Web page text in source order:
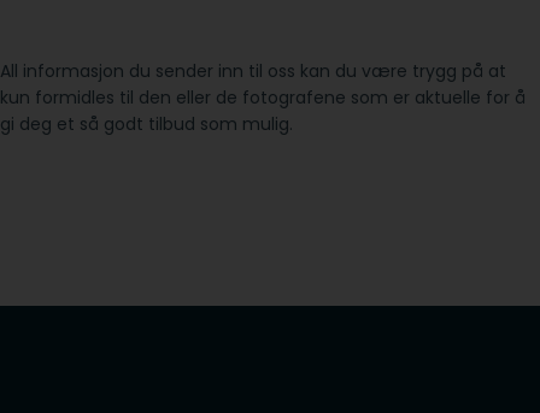
All informasjon du sender inn til oss kan du være trygg på at
kun formidles til den eller de fotografene som er aktuelle for å
gi deg et så godt tilbud som mulig.